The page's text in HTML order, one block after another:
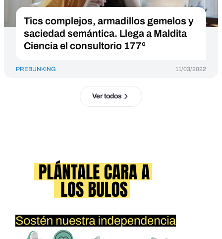
Tics complejos, armadillos gemelos y
saciedad semántica. Llega a Maldita
Ciencia el consultorio 177º
PREBUNKING 11/03/2022
Ver todos